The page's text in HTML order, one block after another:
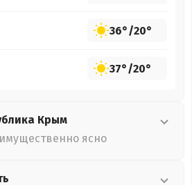
36°/20°
37°/20°
Крым
ясно